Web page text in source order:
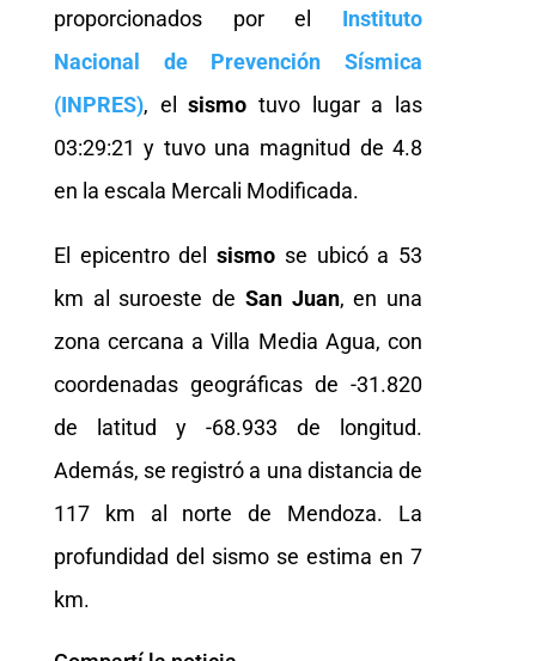
proporcionados por el Instituto
Nacional de Prevención Sísmica
(INPRES), elsismo tuvo lugar a las
03:29:21 y tuvo una magnitud de 4.8
en la escala Mercali Modificada.
El epicentro del sismo se ubicó a 53
km al suroeste de San Juan, en una
zona cercana a Villa Media Agua, con
coordenadas geográficas de -31.820
de latitud y -68.933 de longitud.
Además, se registró a una distancia de
117 km al norte de Mendoza. La
profundidad del sismo se estima en 7
km.